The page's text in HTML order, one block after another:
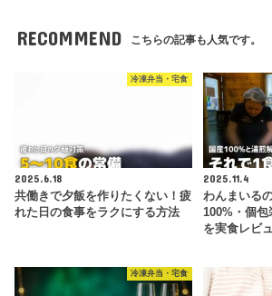
RECOMMEND こちらの記事も人気です。
冷凍弁当・宅食
2025.6.18
共働きで夕飯を作りたくない！疲
れた日の食事をラクにする方法
2025.11.4
わんまいる
100%・個包
を実食レビ
冷凍弁当・宅食